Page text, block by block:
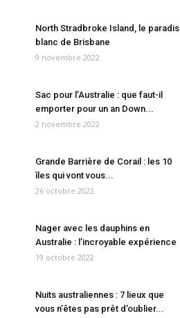
North Stradbroke Island, le paradis
blanc de Brisbane
9 novembre 2022
Sac pour l’Australie : que faut-il
emporter pour un an Down...
2 novembre 2022
Grande Barrière de Corail : les 10
îles qui vont vous...
26 octobre 2022
Nager avec les dauphins en
Australie : l’incroyable expérience
19 octobre 2022
Nuits australiennes : 7 lieux que
vous n’êtes pas prêt d’oublier...